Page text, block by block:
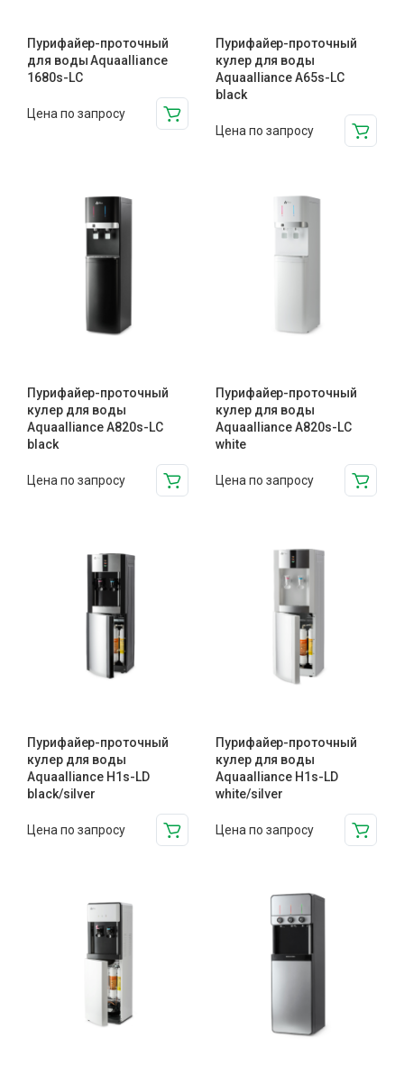
Пурифайер-проточный
для воды Aquaalliance
1680s-LC
Цена по запросу
Пурифайер-проточный
кулер для воды
Aquaalliance A65s-LC
black
Цена по запросу
Пурифайер-проточный
кулер для воды
Aquaalliance A820s-LC
black
Цена по запросу
Пурифайер-проточный
кулер для воды
Aquaalliance A820s-LC
white
Цена по запросу
Пурифайер-проточный
кулер для воды
Aquaalliance H1s-LD
black/silver
Цена по запросу
Пурифайер-проточный
кулер для воды
Aquaalliance H1s-LD
white/silver
Цена по запросу